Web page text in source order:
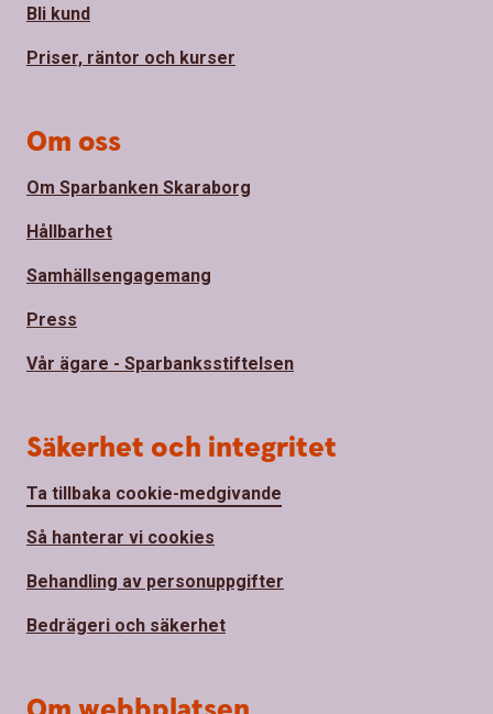
Bli kund
Priser, räntor och kurser
Om oss
Om Sparbanken Skaraborg
Hållbarhet
Samhällsengagemang
Press
Vår ägare - Sparbanksstiftelsen
Säkerhet och integritet
Ta tillbaka cookie-medgivande
Så hanterar vi cookies
Behandling av personuppgifter
Bedrägeri och säkerhet